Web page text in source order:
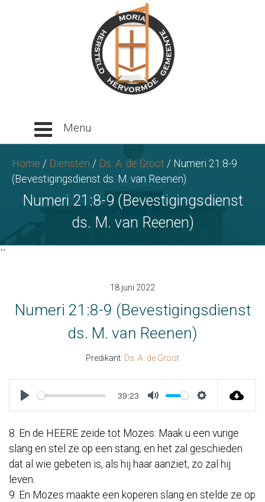
Home / Diensten / Ds. A. de Groot / Numeri 21:8-9
(Bevestigingsdienst ds. M. van Reenen)
Numeri 21:8-9 (Bevestigingsdienst
ds. M. van Reenen)
``
18 juni 2022
Numeri 21:8-9 (Bevestigingsdienst
ds. M. van Reenen)
Predikant: Ds. A. de Groot
Play
39:23
Mute Settings
8. En de HEERE zeide tot Mozes: Maak u een vurige
slang en stel ze op een stang; en het zal geschieden
dat al wie gebeten is, als hij haar aanziet, zo zal hij
leven.
9. En Mozes maakte een koperen slang en stelde ze op